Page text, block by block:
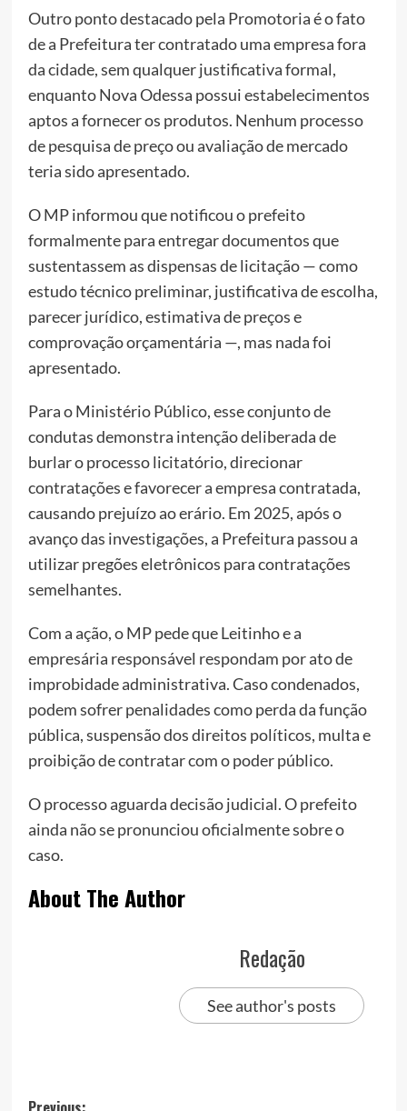
Outro ponto destacado pela Promotoria é o fato
de a Prefeitura ter contratado uma empresa fora
da cidade, sem qualquer justificativa formal,
enquanto Nova Odessa possui estabelecimentos
aptos a fornecer os produtos. Nenhum processo
de pesquisa de preço ou avaliação de mercado
teria sido apresentado.
O MP informou que notificou o prefeito
formalmente para entregar documentos que
sustentassem as dispensas de licitação — como
estudo técnico preliminar, justificativa de escolha,
parecer jurídico, estimativa de preços e
comprovação orçamentária —, mas nada foi
apresentado.
Para o Ministério Público, esse conjunto de
condutas demonstra intenção deliberada de
burlar o processo licitatório, direcionar
contratações e favorecer a empresa contratada,
causando prejuízo ao erário. Em 2025, após o
avanço das investigações, a Prefeitura passou a
utilizar pregões eletrônicos para contratações
semelhantes.
Com a ação, o MP pede que Leitinho e a
empresária responsável respondam por ato de
improbidade administrativa. Caso condenados,
podem sofrer penalidades como perda da função
pública, suspensão dos direitos políticos, multa e
proibição de contratar com o poder público.
O processo aguarda decisão judicial. O prefeito
ainda não se pronunciou oficialmente sobre o
caso.
About The Author
Redação
See author's posts